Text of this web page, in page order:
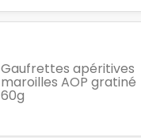
Gaufrettes apéritives
maroilles AOP gratiné
60g